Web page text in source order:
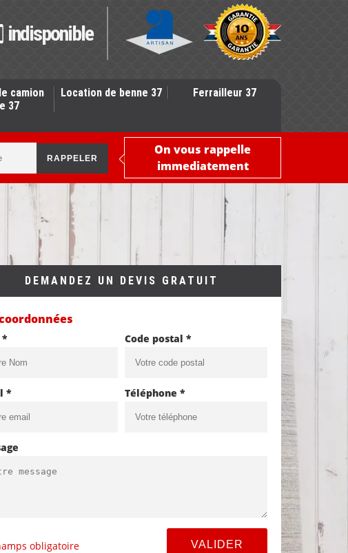
indisponible
camion
37
Location de benne 37 Ferrailleur 37
On vous rappelle
immediatement
DEMANDEZ UN DEVIS GRATUIT
* Code postal *
* Téléphone *
obligatoire